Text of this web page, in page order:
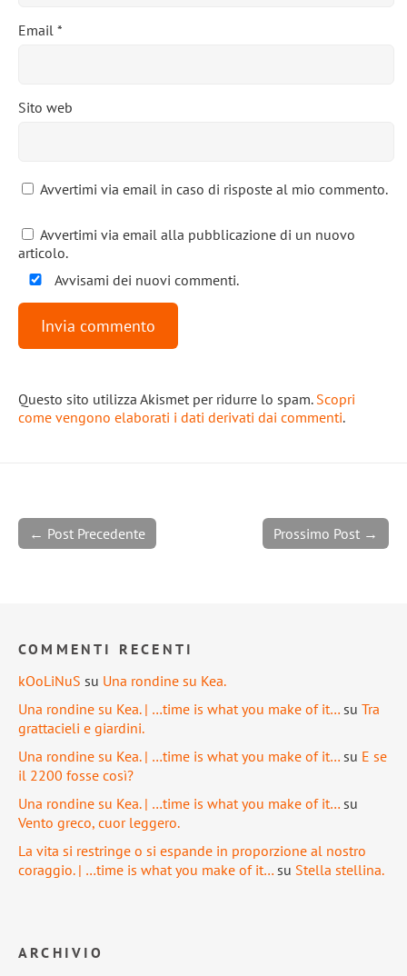
Email *
Sito web
Avvertimi via email in caso di risposte al mio commento.
Avvertimi via email alla pubblicazione di un nuovo
articolo.
Avvisami dei nuovi commenti.
Questo sito utilizza Akismet per ridurre lo spam. Scopri
come vengono elaborati i dati derivati dai commenti.
Prossimo Post →
← Post Precedente
COMMENTI RECENTI
kOoLiNuS su Una rondine su Kea.
Una rondine su Kea. | …time is what you make of it… su Tra
grattacieli e giardini.
Una rondine su Kea. | …time is what you make of it… su E se
il 2200 fosse così?
Una rondine su Kea. | …time is what you make of it… su
Vento greco, cuor leggero.
La vita si restringe o si espande in proporzione al nostro
coraggio. | …time is what you make of it… su Stella stellina.
ARCHIVIO